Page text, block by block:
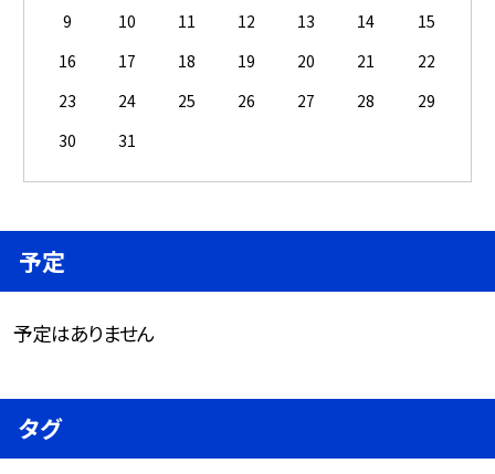
9
10 11 12 13 14
15
16
17 18 19 20 21
22
23
24 25 26 27 28
29
30
31
予定
予定はありません
タグ